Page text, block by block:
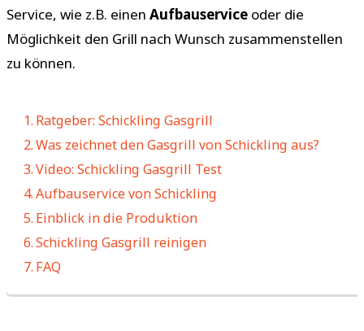
Service, wie z.B. einen Aufbauservice oder die
Möglichkeit den Grill nach Wunsch zusammenstellen
zu können.
Ratgeber: Schickling Gasgrill
Was zeichnet den Gasgrill von Schickling aus?
Video: Schickling Gasgrill Test
Aufbauservice von Schickling
Einblick in die Produktion
Schickling Gasgrill reinigen
FAQ